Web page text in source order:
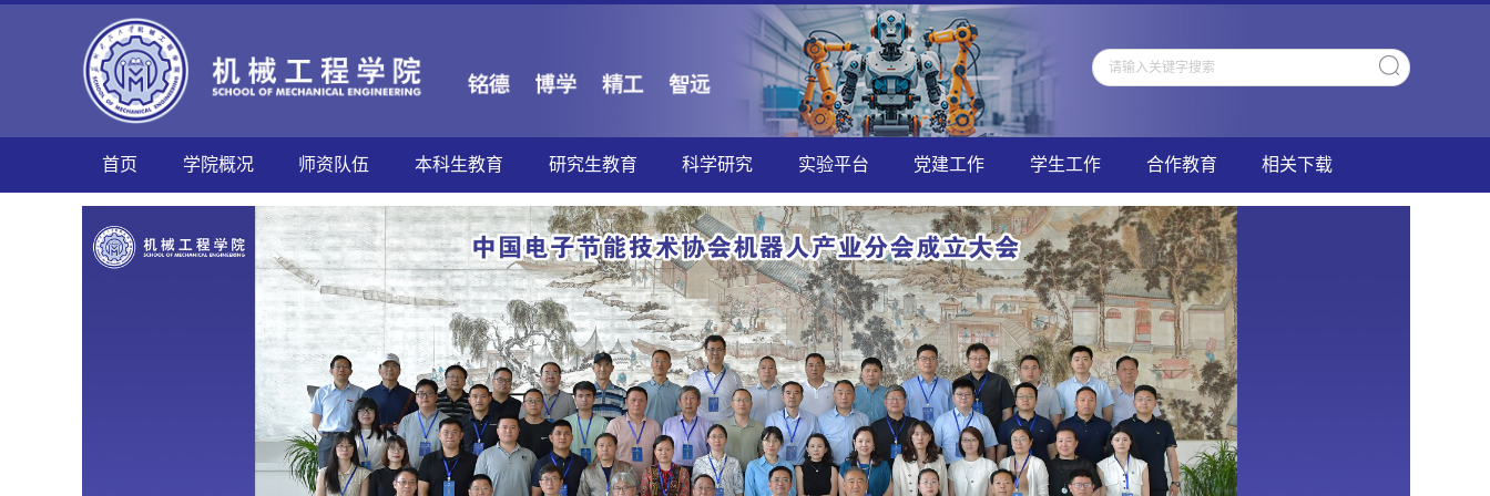
首页 学院概况 师资队伍 本科生教育 研究生教育 科学研究 实验平台 党建工作 学生工作 合作教育 相关下载